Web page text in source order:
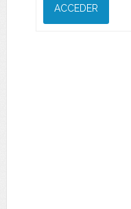
ACCEDER